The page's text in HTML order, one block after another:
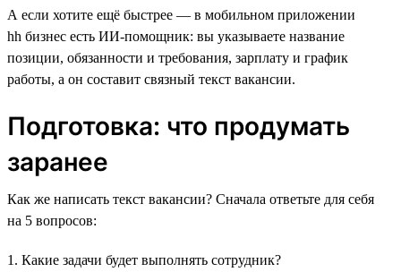
А если хотите ещё быстрее — в мобильном приложении
hh бизнес есть ИИ‑помощник: вы указываете название
позиции, обязанности и требования, зарплату и график
работы, а он составит связный текст вакансии.
Подготовка: что продумать
заранее
Как же написать текст вакансии? Сначала ответьте для себя
на 5 вопросов:
1. Какие задачи будет выполнять сотрудник?